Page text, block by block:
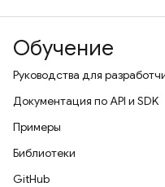
Обучение
Руководства для
Документация по API и SDK
Примеры
Библиотеки
GitHub